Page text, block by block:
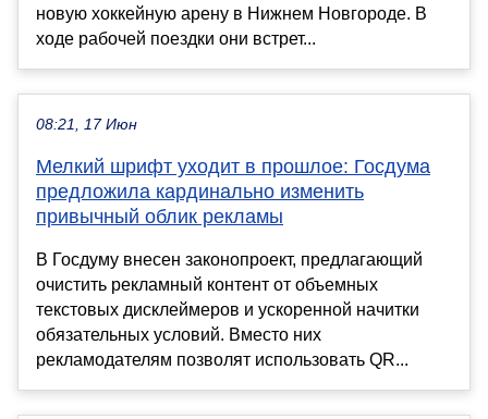
новую хоккейную арену в Нижнем Новгороде. В
ходе рабочей поездки они встрет...
08:21, 17 Июн
Мелкий шрифт уходит в прошлое: Госдума
предложила кардинально изменить
привычный облик рекламы
В Госдуму внесен законопроект, предлагающий
очистить рекламный контент от объемных
текстовых дисклеймеров и ускоренной начитки
обязательных условий. Вместо них
рекламодателям позволят использовать QR...